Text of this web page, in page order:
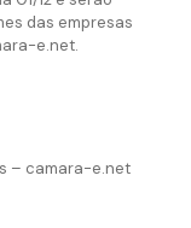
das empresas
e.net.
– camara-e.net